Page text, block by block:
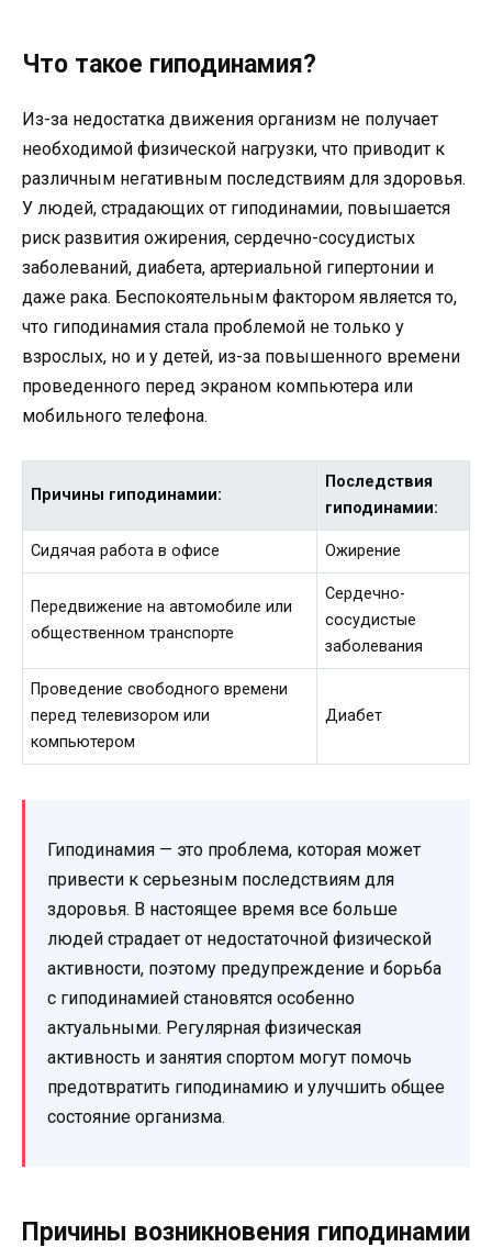
Что такое гиподинамия?
Из-за недостатка движения организм не получает
необходимой физической нагрузки, что приводит к
различным негативным последствиям для здоровья.
У людей, страдающих от гиподинамии, повышается
риск развития ожирения, сердечно-сосудистых
заболеваний, диабета, артериальной гипертонии и
даже рака. Беспокоятельным фактором является то,
что гиподинамия стала проблемой не только у
взрослых, но и у детей, из-за повышенного времени
проведенного перед экраном компьютера или
мобильного телефона.
Причины гиподинамии:
Последствия
гиподинамии:
Сидячая работа в офисе Ожирение
Передвижение на автомобиле или
общественном транспорте
Сердечно-
сосудистые
заболевания
Проведение свободного времени
перед телевизором или
компьютером
Диабет
Гиподинамия — это проблема, которая может
привести к серьезным последствиям для
здоровья. В настоящее время все больше
людей страдает от недостаточной физической
активности, поэтому предупреждение и борьба
с гиподинамией становятся особенно
актуальными. Регулярная физическая
активность и занятия спортом могут помочь
предотвратить гиподинамию и улучшить общее
состояние организма.
Причины возникновения гиподинамии